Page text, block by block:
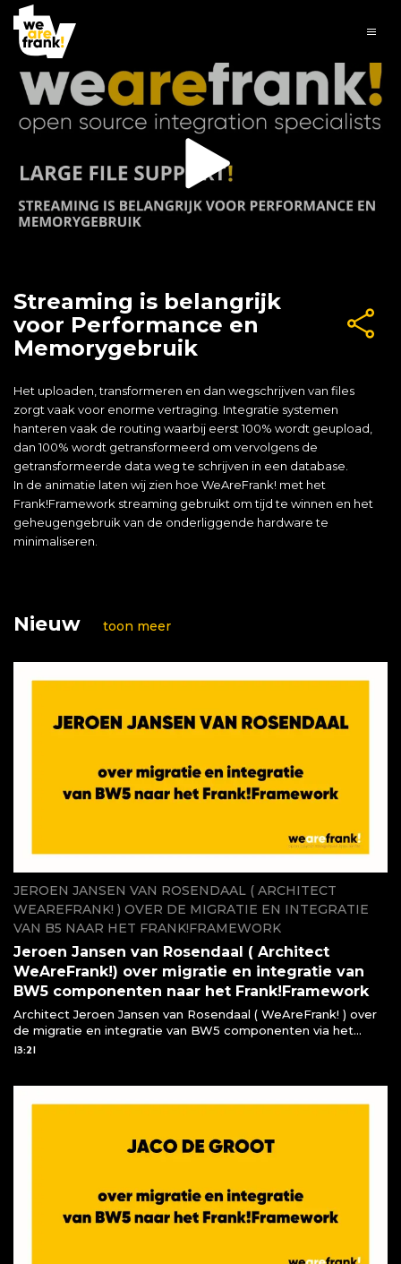
Streaming is belangrijk
voor Performance en
Memorygebruik
Het uploaden, transformeren en dan wegschrijven van files
zorgt vaak voor enorme vertraging. Integratie systemen
hanteren vaak de routing waarbij eerst 100% wordt geupload,
dan 100% wordt getransformeerd om vervolgens de
getransformeerde data weg te schrijven in een database.
In de animatie laten wij zien hoe WeAreFrank! met het
Frank!Framework streaming gebruikt om tijd te winnen en het
geheugengebruik van de onderliggende hardware te
minimaliseren.
Nieuw toon meer
JEROEN JANSEN VAN ROSENDAAL ( ARCHITECT
WEAREFRANK! ) OVER DE MIGRATIE EN INTEGRATIE
VAN B5 NAAR HET FRANK!FRAMEWORK
Jeroen Jansen van Rosendaal ( Architect
WeAreFrank!) over migratie en integratie van
BW5 componenten naar het Frank!Framework
Architect Jeroen Jansen van Rosendaal ( WeAreFrank! ) over
de migratie en integratie van BW5 componenten via het
Frank!Framework
13:21